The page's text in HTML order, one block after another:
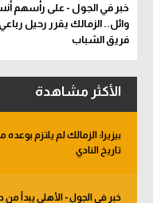
خبر في الجول - على رأسهم
وائل.. الزمالك يقرر رحيل رباعي
فريق الشباب
الأكثر مشاهدة
بيزيرا: الزمالك لم يلتزم
تاريخ النادي